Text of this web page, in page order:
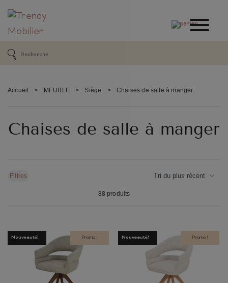
Accueil > MEUBLE > Siège > Chaises de salle à manger
Chaises de salle à manger
Filtres
88 produits
Nouveauté! Promo ! Nouveauté! Promo !